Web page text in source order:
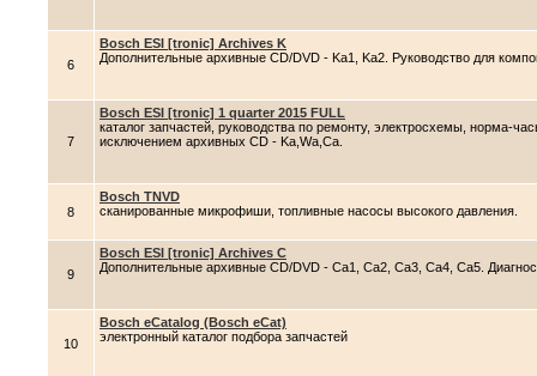
6
Bosch ESI [tronic] Archives K
Дополнительные архивные CD/DVD - Ka1, Ka2. Руководство для
7
Bosch ESI [tronic] 1 quarter 2015 FULL
каталог запчастей, руководства по ремонту, электросхемы, норма-
исключением архивных CD - Ka,Wa,Ca.
8
Bosch TNVD
сканированные микрофиши, топливные насосы высокого давления.
9
Bosch ESI [tronic] Archives С
Дополнительные архивные CD/DVD - Сa1, Сa2, Сa3, Сa4, Сa5.
10
Bosch eCatalog (Bosch eCat)
электронный каталог подбора запчастей